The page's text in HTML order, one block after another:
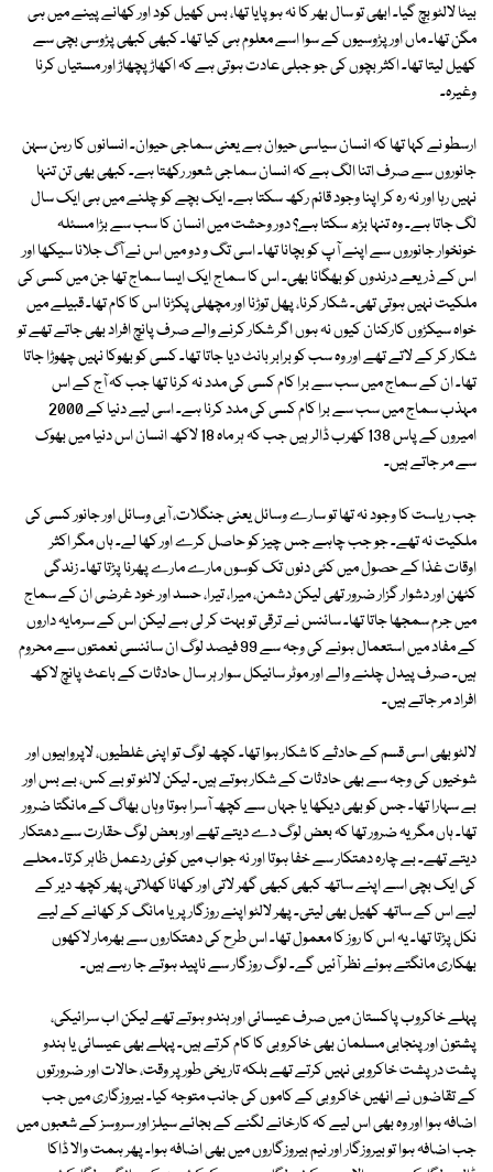
بیٹا لالٹو بچ گیا۔ ابھی تو سال بھر کا نہ ہو پایا تھا، بس کھیل کود اور کھانے پینے میں ہی
مگن تھا۔ ماں اور پڑوسیوں کے سوا اسے معلوم ہی کیا تھا۔ کبھی کبھی پڑوسی بچی سے
کھیل لیتا تھا۔ اکثر بچوں کی جو جبلی عادت ہوتی ہے کہ اکھاڑ پچھاڑ اور مستیاں کرنا
وغیرہ۔
ارسطو نے کہا تھا کہ انسان سیاسی حیوان ہے یعنی سماجی حیوان۔ انسانوں کا رہن سہن
جانوروں سے صرف اتنا الگ ہے کہ انسان سماجی شعور رکھتا ہے۔ کبھی بھی تن تنہا
نہیں رہا اور نہ رہ کر اپنا وجود قائم رکھ سکتا ہے۔ ایک بچے کو چلنے میں ہی ایک سال
لگ جاتا ہے۔ وہ تنہا بڑھ سکتا ہے؟ دور وحشت میں انسان کا سب سے بڑا مسئلہ
خونخوار جانوروں سے اپنے آپ کو بچانا تھا۔ اسی تگ و دو میں اس نے آگ جلانا سیکھا اور
اس کے ذریعے درندوں کو بھگانا بھی۔ اس کا سماج ایک ایسا سماج تھا جن میں کسی کی
ملکیت نہیں ہوتی تھی۔ شکار کرنا، پھل توڑنا اور مچھلی پکڑنا اس کا کام تھا۔ قبیلے میں
خواہ سیکڑوں کارکنان کیوں نہ ہوں اگر شکار کرنے والے صرف پانچ افراد بھی جاتے تھے تو
شکار کر کے لاتے تھے اور وہ سب کو برابر بانٹ دیا جاتا تھا۔ کسی کو بھوکا نہیں چھوڑا جاتا
تھا۔ ان کے سماج میں سب سے برا کام کسی کی مدد نہ کرنا تھا جب کہ آج کے اس
مہذب سماج میں سب سے برا کام کسی کی مدد کرنا ہے۔ اسی لیے دنیا کے 2000
امیروں کے پاس 138 کھرب ڈالر ہیں جب کہ ہر ماہ 18 لاکھ انسان اس دنیا میں بھوک
سے مر جاتے ہیں۔
جب ریاست کا وجود نہ تھا تو سارے وسائل یعنی جنگلات، آبی وسائل اور جانور کسی کی
ملکیت نہ تھے۔ جو جب چاہے جس چیز کو حاصل کرے اور کھا لے۔ ہاں مگر اکثر
اوقات غذا کے حصول میں کئی دنوں تک کوسوں مارے مارے پھرنا پڑتا تھا۔ زندگی
کٹھن اور دشوار گزار ضرور تھی لیکن دشمن، میرا، تیرا، حسد اور خود غرضی ان کے سماج
میں جرم سمجھا جاتا تھا۔ سائنس نے ترقی تو بہت کر لی ہے لیکن اس کے سرمایہ داروں
کے مفاد میں استعمال ہونے کی وجہ سے 99 فیصد لوگ ان سائنسی نعمتوں سے محروم
ہیں۔ صرف پیدل چلنے والے اور موٹر سائیکل سوار ہر سال حادثات کے باعث پانچ لاکھ
افراد مر جاتے ہیں۔
لالٹو بھی اسی قسم کے حادثے کا شکار ہوا تھا۔ کچھ لوگ تو اپنی غلطیوں، لاپرواہیوں اور
شوخیوں کی وجہ سے بھی حادثات کے شکار ہوتے ہیں۔ لیکن لالٹو تو بے کس، بے بس اور
بے سہارا تھا۔ جس کو بھی دیکھا یا جہاں سے کچھ آسرا ہوتا وہاں بھاگ کے مانگتا ضرور
تھا۔ ہاں مگر یہ ضرور تھا کہ بعض لوگ دے دیتے تھے اور بعض لوگ حقارت سے دھتکار
دیتے تھے۔ بے چارہ دھتکار سے خفا ہوتا اور نہ جواب میں کوئی ردعمل ظاہر کرتا۔ محلے
کی ایک بچی اسے اپنے ساتھ کبھی کبھی گھر لاتی اور کھانا کھلاتی، پھر کچھ دیر کے
لیے اس کے ساتھ کھیل بھی لیتی۔ پھر لالٹو اپنے روزگار پر یا مانگ کر کھانے کے لیے
نکل پڑتا تھا۔ یہ اس کا روز کا معمول تھا۔ اس طرح کی دھتکاروں سے بھرمار لاکھوں
بھکاری مانگتے ہوئے نظر آئیں گے۔ لوگ روزگار سے ناپید ہوتے جا رہے ہیں۔
پہلے خاکروب پاکستان میں صرف عیسائی اور ہندو ہوتے تھے لیکن اب سرائیکی،
پشتون اور پنجابی مسلمان بھی خاکروبی کا کام کرتے ہیں۔ پہلے بھی عیسائی یا ہندو
پشت در پشت خاکروبی نہیں کرتے تھے بلکہ تاریخی طور پر وقت، حالات اور ضرورتوں
کے تقاضوں نے انھیں خاکروبی کے کاموں کی جانب متوجہ کیا۔ بیروزگاری میں جب
اضافہ ہوا اور وہ بھی اس لیے کہ کارخانے لگنے کے بجائے سیلز اور سروسز کے شعبوں میں
جب اضافہ ہوا تو بیروزگار اور نیم بیروزگاروں میں بھی اضافہ ہوا۔ پھر ہمت والا ڈاکا